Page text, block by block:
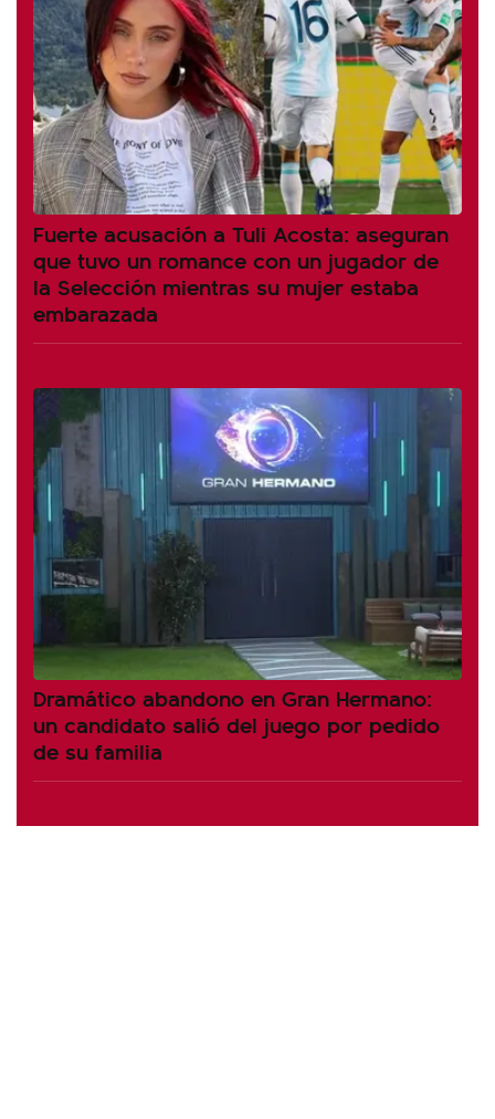
Fuerte acusación a Tuli Acosta: aseguran
que tuvo un romance con un jugador de
la Selección mientras su mujer estaba
embarazada
Dramático abandono en Gran Hermano:
un candidato salió del juego por pedido
de su familia